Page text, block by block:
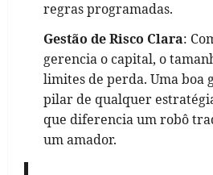
regras programadas.
Gestão de Risco Clara:
gerencia o capital, o
limites de perda. Uma boa
pilar de qualquer
que diferencia um robô
um amador.